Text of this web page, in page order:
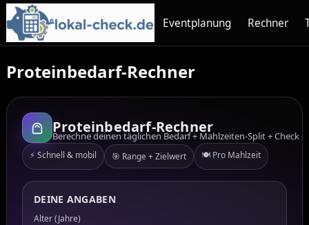
Eventplanung Rechner
Proteinbedarf-Rechner
Proteinbedarf-Rechner
Berechne deinen täglichen Bedarf + Mahlzeiten-Split + Check
⚡ Schnell & mobil 🎯 Range + Zielwert 🍽️ Pro Mahlzeit
DEINE ANGABEN
Alter (Jahre)